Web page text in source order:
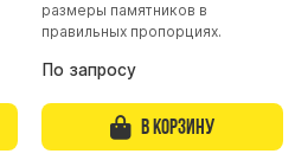
размеры памятников в
правильных пропорциях.
По запросу
В корзину